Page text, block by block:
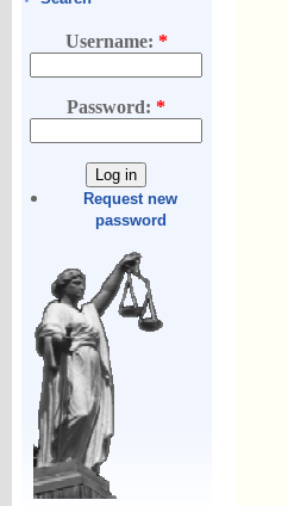
Username: *
Password:*
Request new
password